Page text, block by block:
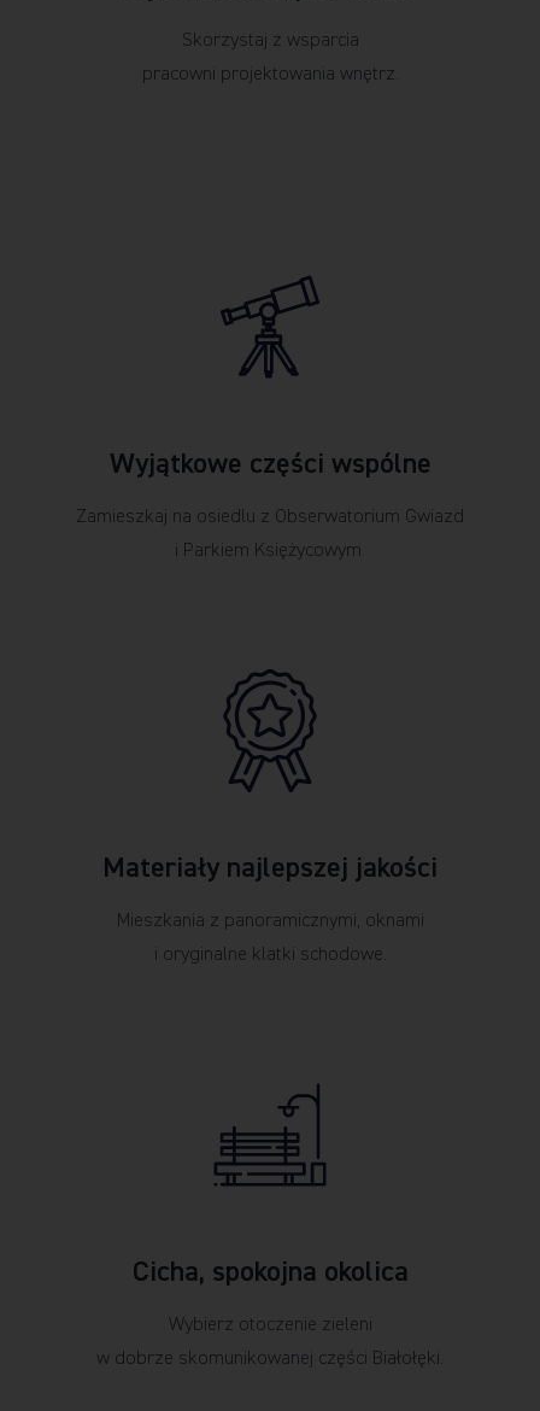
Skorzystaj z wsparcia
pracowni projektowania wnętrz.
Wyjątkowe części wspólne
Zamieszkaj na osiedlu z Obserwatorium Gwiazd
i Parkiem Księżycowym.
Materiały najlepszej jakości
Mieszkania z panoramicznymi, oknami
i oryginalne klatki schodowe.
Cicha, spokojna okolica
Wybierz otoczenie zieleni
w dobrze skomunikowanej części Białołęki.